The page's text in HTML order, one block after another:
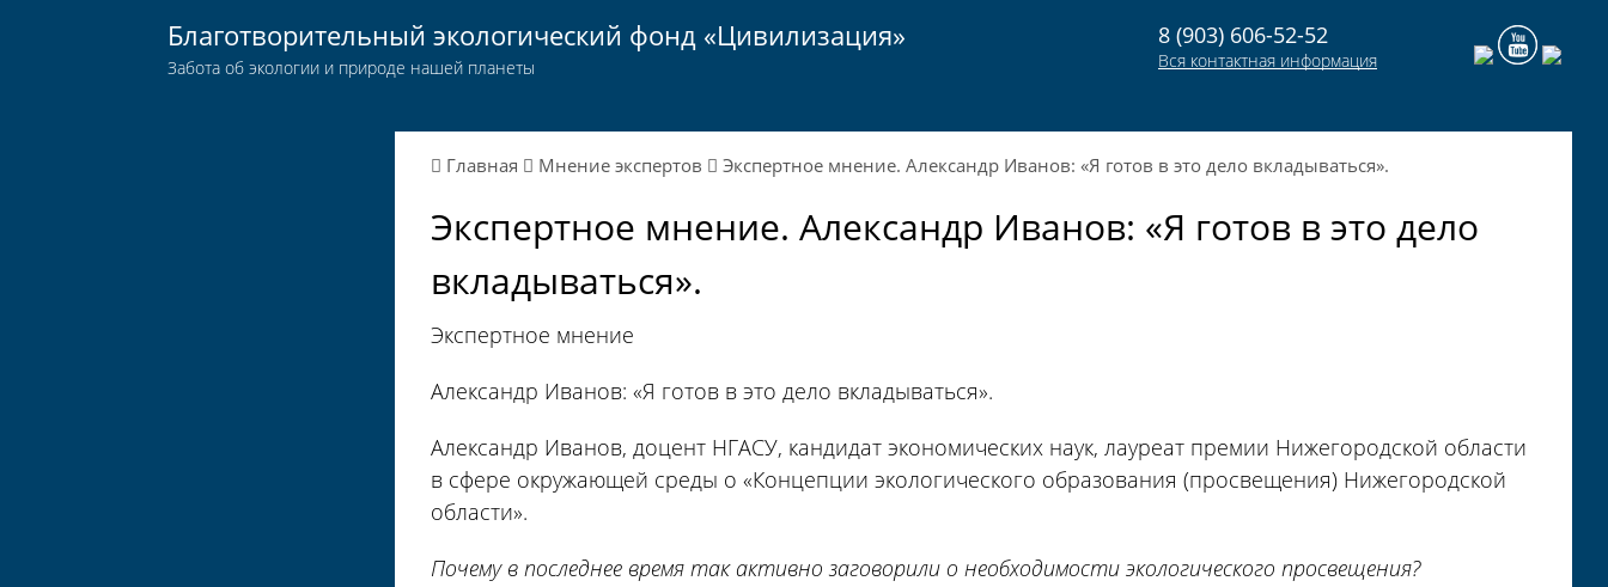
Благотворительный экологический фонд «Цивилизация»
Забота об экологии и природе нашей планеты
8 (903) 606-52-52
Вся контактная информация
Главная Мнение экспертов Экспертное мнение. Александр Иванов: «Я готов в это дело вкладываться».
Экспертное мнение. Александр Иванов: «Я готов в это дело
вкладываться».
Экспертное мнение
Александр Иванов: «Я готов в это дело вкладываться».
Александр Иванов, доцент НГАСУ, кандидат экономических наук, лауреат премии Нижегородской области
в сфере окружающей среды о «Концепции экологического образования (просвещения) Нижегородской
области».
Почему в последнее время так активно заговорили о необходимости экологического просвещения?